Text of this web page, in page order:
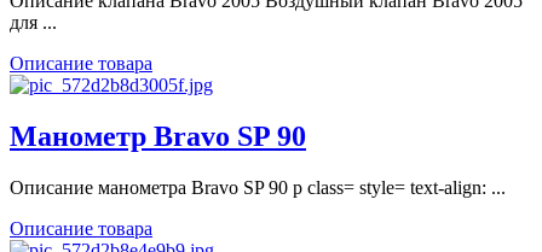
для ...
Описание товара
Манометр Bravo SP 90
Описание манометра Bravo SP 90 p class= style= text-align: ...
Описание товара